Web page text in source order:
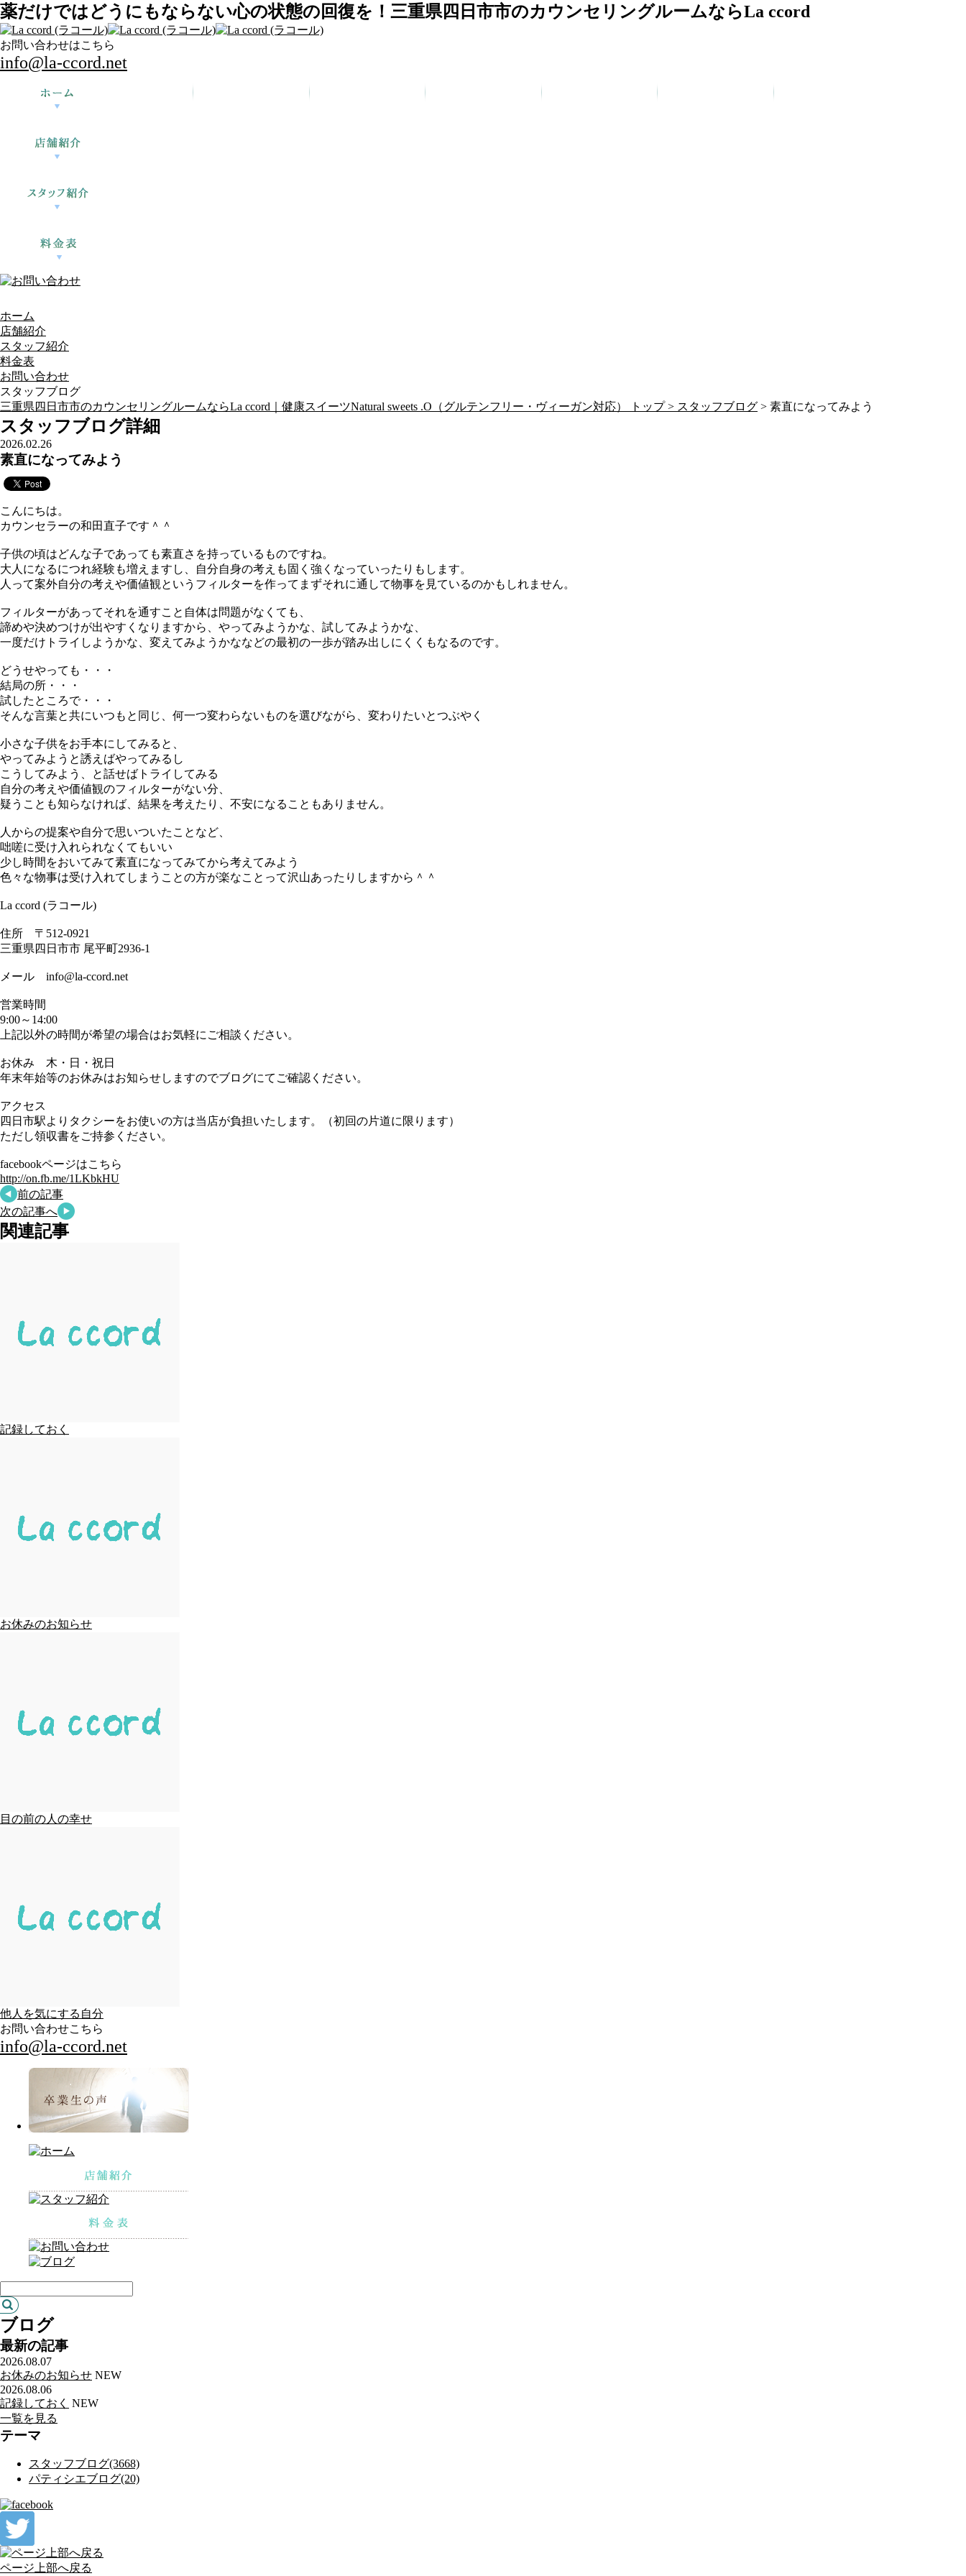
薬だけではどうにもならない心の状態の回復を！三重県四日市市のカウンセリングルームならLa ccord
お問い合わせはこちら
info@la-ccord.net
ホーム
店舗紹介
スタッフ紹介
料金表
お問い合わせ
スタッフブログ
三重県四日市市のカウンセリングルームならLa ccord｜健康スイーツNatural sweets .O（グルテンフリー・ヴィーガン対応） トップ > スタッフブログ > 素直になってみよう
スタッフブログ詳細
2026.02.26
素直になってみよう
こんにちは。
カウンセラーの和田直子です＾＾
子供の頃はどんな子であっても素直さを持っているものですね。
大人になるにつれ経験も増えますし、自分自身の考えも固く強くなっていったりもします。
人って案外自分の考えや価値観というフィルターを作ってまずそれに通して物事を見ているのかもしれません。
フィルターがあってそれを通すこと自体は問題がなくても、
諦めや決めつけが出やすくなりますから、やってみようかな、試してみようかな、
一度だけトライしようかな、変えてみようかななどの最初の一歩が踏み出しにくくもなるのです。
どうせやっても・・・
結局の所・・・
試したところで・・・
そんな言葉と共にいつもと同じ、何一つ変わらないものを選びながら、変わりたいとつぶやく
小さな子供をお手本にしてみると、
やってみようと誘えばやってみるし
こうしてみよう、と話せばトライしてみる
自分の考えや価値観のフィルターがない分、
疑うことも知らなければ、結果を考えたり、不安になることもありません。
人からの提案や自分で思いついたことなど、
咄嗟に受け入れられなくてもいい
少し時間をおいてみて素直になってみてから考えてみよう
色々な物事は受け入れてしまうことの方が楽なことって沢山あったりしますから＾＾
La ccord (ラコール)
住所 〒512-0921
三重県四日市市 尾平町2936-1
メール info@la-ccord.net
営業時間
9:00～14:00
上記以外の時間が希望の場合はお気軽にご相談ください。
お休み 木・日・祝日
年末年始等のお休みはお知らせしますのでブログにてご確認ください。
アクセス
四日市駅よりタクシーをお使いの方は当店が負担いたします。（初回の片道に限ります）
ただし領収書をご持参ください。
facebookページはこちら
http://on.fb.me/1LKbkHU
前の記事
次の記事へ
関連記事
記録しておく
お休みのお知らせ
目の前の人の幸せ
他人を気にする自分
お問い合わせこちら
info@la-ccord.net
ブログ
最新の記事
2026.08.07
お休みのお知らせ NEW
2026.08.06
記録しておく NEW
一覧を見る
テーマ
スタッフブログ(3668)
パティシエブログ(20)
ページ上部へ戻る